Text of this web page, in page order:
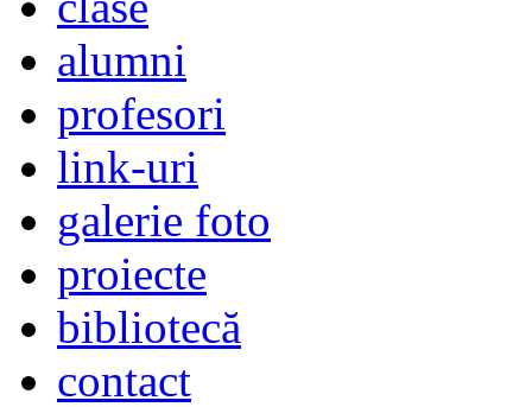
alumni
profesori
link-uri
galerie foto
proiecte
bibliotecă
contact